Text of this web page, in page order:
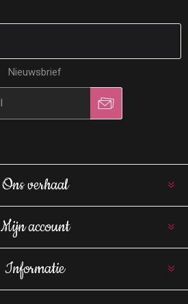
Nieuwsbrief
Ons verhaal
Mijn account
Informatie